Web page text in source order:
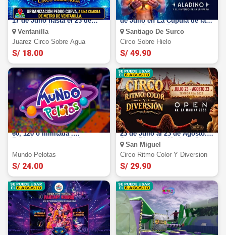
Juarez Circo sobre Agua: Del
17 de Julio hasta el 23 de
Agosto en Ventanilla
Ventanilla
Juarez Circo Sobre Agua
S/ 18.00
El Circo de Hielo 2026: Del 18
de Julio en La Cúpula de las
Artes - Jockey Plaza
Santiago De Surco
Circo Sobre Hielo
S/ 49.90
MUNDO PELOTAS : Entrada
60, 120 o ilimitada .
Experimenta esta linda
Mundo Pelotas
S/ 24.00
Circo Ritmo Color 2026: Del
23 de Julio al 23 de Agosto.
Open Plaza La Marina - San
Miguel
San Miguel
Circo Ritmo Color Y Diversion
S/ 29.90